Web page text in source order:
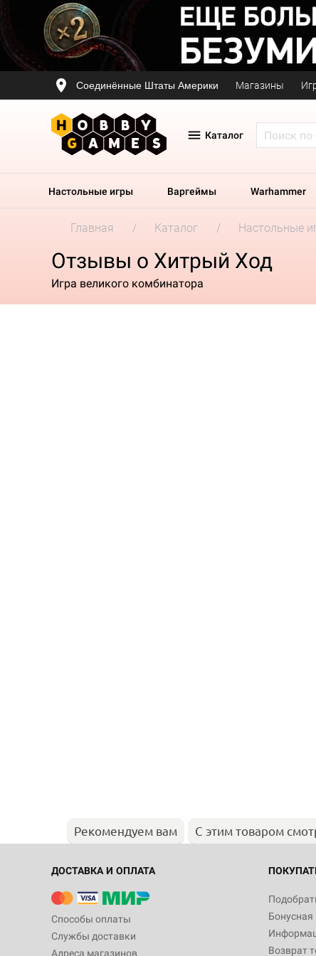
Соединённые Штаты Америки Магазины
Каталог
Настольные игры Варгеймы Warhammer
Главная Каталог Настольные
Отзывы о Хитрый Ход
Игра великого комбинатора
Рекомендуем вам С этим товаром
ДОСТАВКА И ОПЛАТА
Способы оплаты
Службы доставки
Адреса магазинов
Возврат